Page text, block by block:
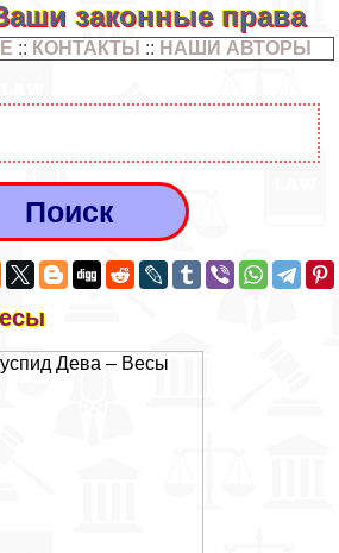
законные права
:: КОНТАКТЫ :: НАШИ АВТОРЫ